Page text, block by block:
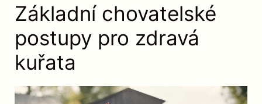
Základní chovatelské
postupy pro zdravá
kuřata